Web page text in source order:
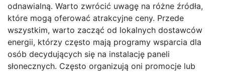
odnawialną. Warto zwrócić uwagę na różne źródła,
które mogą oferować atrakcyjne ceny. Przede
wszystkim, warto zacząć od lokalnych dostawców
energii, którzy często mają programy wsparcia dla
osób decydujących się na instalację paneli
słonecznych. Często organizują oni promocje lub